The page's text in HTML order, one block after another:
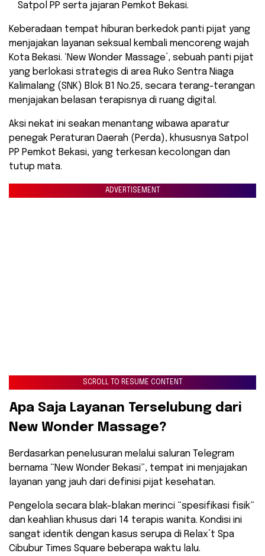
Satpol PP serta jajaran Pemkot Bekasi.
​Keberadaan tempat hiburan berkedok panti pijat yang
menjajakan layanan seksual kembali mencoreng wajah
Kota Bekasi. ‘New Wonder Massage’, sebuah panti pijat
yang berlokasi strategis di area Ruko Sentra Niaga
Kalimalang (SNK) Blok B1 No.25, secara terang-terangan
menjajakan belasan terapisnya di ruang digital.
Aksi nekat ini seakan menantang wibawa aparatur
penegak Peraturan Daerah (Perda), khususnya Satpol
PP Pemkot Bekasi, yang terkesan kecolongan dan
tutup mata.
ADVERTISEMENT
SCROLL TO RESUME CONTENT
​Apa Saja Layanan Terselubung dari
New Wonder Massage?
​Berdasarkan penelusuran melalui saluran Telegram
bernama “New Wonder Bekasi”, tempat ini menjajakan
layanan yang jauh dari definisi pijat kesehatan.
Pengelola secara blak-blakan merinci “spesifikasi fisik”
dan keahlian khusus dari 14 terapis wanita. Kondisi ini
sangat identik dengan kasus serupa di Relax’t Spa
Cibubur Times Square beberapa waktu lalu.